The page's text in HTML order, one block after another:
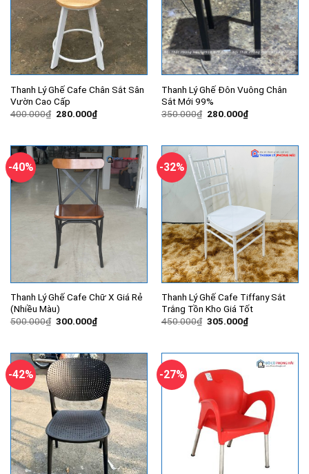
Thanh Lý Ghế Cafe Chân Sắt Sân
Vườn Cao Cấp
400.000₫ Giá
280.000₫Giá
hiện
280.000₫.
Thanh Lý Ghế Đôn Vuông Chân
Sắt Mới 99%
350.000₫ Giá
280.000₫Giá
hiện
280.000₫.
-40%
Thanh Lý Ghế Cafe Chữ X Giá Rẻ
(Nhiều Màu)
500.000₫ Giá
300.000₫Giá
hiện
300.000₫.
-32%
Thanh Lý Ghế Cafe Tiffany Sắt
Trắng Tồn Kho Giá Tốt
450.000₫ Giá
305.000₫Giá
hiện
305.000₫.
-42% -27%